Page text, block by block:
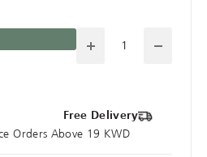
Quantity
Free Delivery
Orders Above 19 KWD